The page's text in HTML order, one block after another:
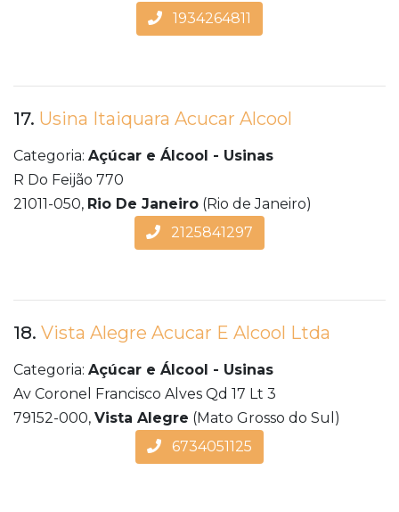
1934264811
17. Usina Itaiquara Acucar Alcool
Categoria: Açúcar e Álcool - Usinas
R Do Feijão 770
21011-050, Rio De Janeiro (Rio de Janeiro)
2125841297
18. Vista Alegre Acucar E Alcool Ltda
Categoria: Açúcar e Álcool - Usinas
Av Coronel Francisco Alves Qd 17 Lt 3
79152-000, Vista Alegre (Mato Grosso do Sul)
6734051125